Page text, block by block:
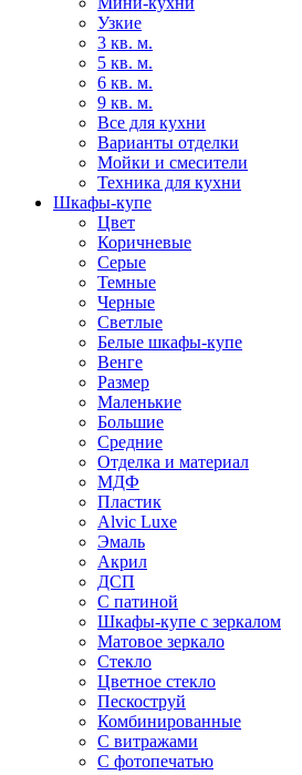
Узкие
3 кв. м.
5 кв. м.
6 кв. м.
9 кв. м.
Все для кухни
Варианты отделки
Мойки и смесители
Техника для кухни
Шкафы-купе
Цвет
Коричневые
Серые
Темные
Черные
Светлые
Белые шкафы-купе
Венге
Размер
Маленькие
Большие
Средние
Отделка и материал
МДФ
Пластик
Alvic Luxe
Эмаль
Акрил
ДСП
С патиной
Шкафы-купе с зеркалом
Матовое зеркало
Стекло
Цветное стекло
Пескоструй
Комбинированные
С витражами
С фотопечатью